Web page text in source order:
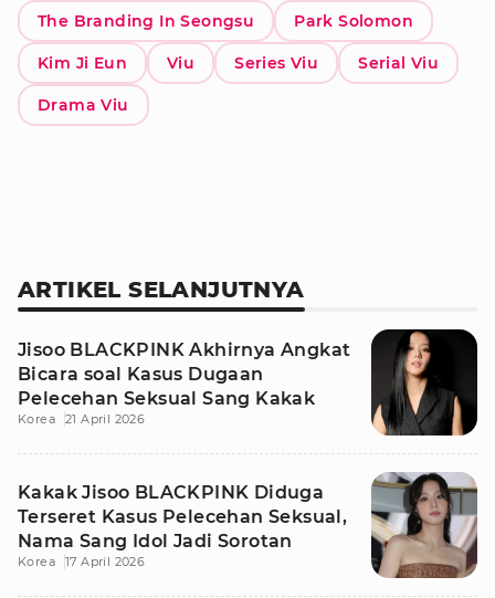
The Branding In Seongsu Park Solomon
Kim Ji Eun Viu Series Viu Serial Viu
Drama Viu
ARTIKEL SELANJUTNYA
Jisoo BLACKPINK Akhirnya Angkat
Bicara soal Kasus Dugaan
Pelecehan Seksual Sang Kakak
Korea 21 April 2026
Kakak Jisoo BLACKPINK Diduga
Terseret Kasus Pelecehan Seksual,
Nama Sang Idol Jadi Sorotan
Korea 17 April 2026